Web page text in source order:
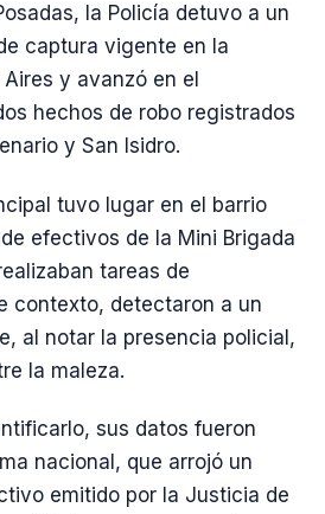
la Policía detuvo a un
captura vigente en la
y avanzó en el
hechos de robo registrados
y San Isidro.
tuvo lugar en el barrio
efectivos de la Mini Brigada
tareas de
contexto, detectaron a un
al notar la presencia policial,
la maleza.
sus datos fueron
nacional, que arrojó un
emitido por la Justicia de